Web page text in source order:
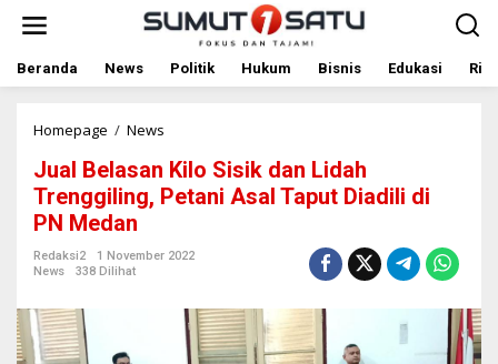
t
Beranda News Politik Hukum Bisnis Edukasi
Homepage / News
a
l
Jual Belasan Kilo Sisik dan Lidah
Trenggiling, Petani Asal Taput Diadili di
PN Medan
Redaksi2
1 November 2022
News
338 Dilihat